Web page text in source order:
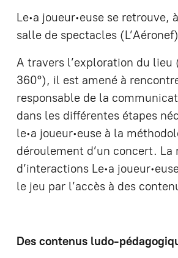
Le∙a joueur∙euse se
salle de spectacles
A travers l’exploration du
360°), il est amené à
responsable de la
dans les différentes étapes
le∙a joueur∙euse à la
déroulement d’un concert.
d’interactions Le∙a
le jeu par l’accès à des
Des contenus ludo-